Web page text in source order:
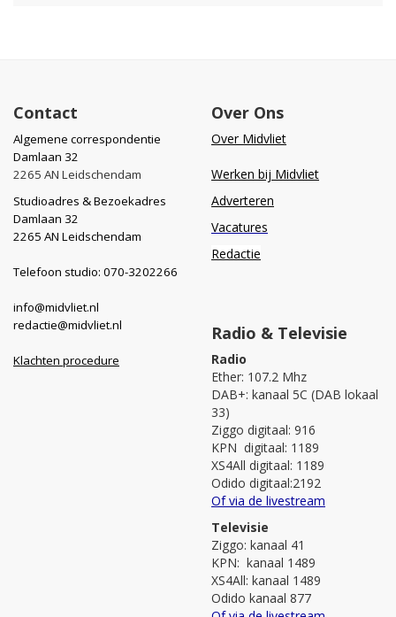
Contact
Algemene correspondentie
Damlaan 32
2265 AN Leidschendam
Studioadres & Bezoekadres
Damlaan 32
2265 AN Leidschendam
Telefoon studio: 070-3202266
info@midvliet.nl
redactie@midvliet.nl
Klachten procedure
Over Ons
Over Midvliet
Werken bij Midvliet
Adverteren
Vacatures
Redactie
Radio & Televisie
Radio
Ether: 107.2 Mhz
DAB+: kanaal 5C (DAB lokaal
33)
Ziggo digitaal: 916
KPN digitaal: 1189
XS4All digitaal: 1189
Odido digitaal:2192
Of via de livestream
Televisie
Ziggo: kanaal 41
KPN: kanaal 1489
XS4All: kanaal 1489
Odido kanaal 877